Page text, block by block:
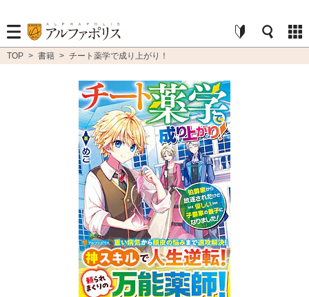
TOP > 書籍 > チート薬学で成り上がり！